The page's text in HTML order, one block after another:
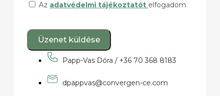
Az adatvédelmi tájékoztatót elfogadom
Üzenet küldése
Papp-Vas Dóra / +36 70 368 8183
dpappvas@convergen-ce.com